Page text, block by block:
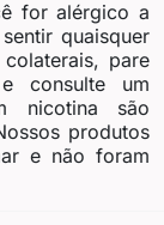
for alérgico a
quaisquer
pare
consulte um
nicotina são
produtos
e não foram